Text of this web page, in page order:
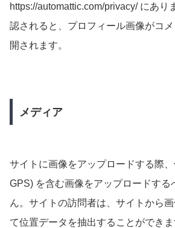
https://automattic.com/privacy/ にあり
認されると、プロフィール画像がコ
開されます。
メディア
サイトに画像をアップロードする際
GPS) を含む画像をアップロードする
ん。サイトの訪問者は、サイトから
て位置データを抽出することができま